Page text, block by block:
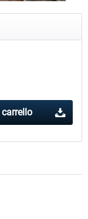
Train Simulator Classic